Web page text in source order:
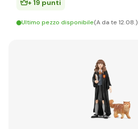
+ 19 punti
Ultimo pezzo disponibile(A da te 12.08.)